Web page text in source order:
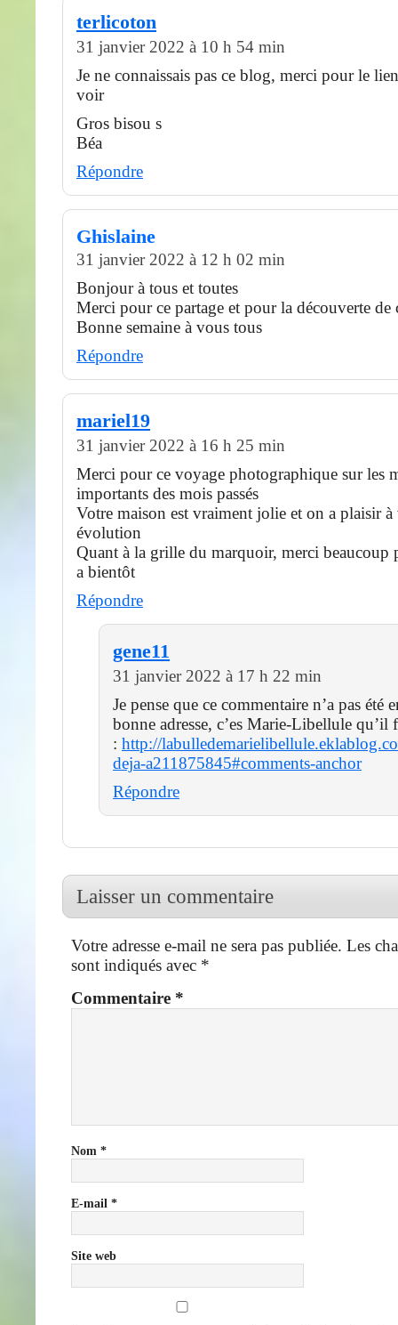
terlicoton
31 janvier 2022 à 10 h 54 min
Je ne connaissais pas ce blog, merci pour le
voir
Gros bisou s
Béa
Répondre
Ghislaine
31 janvier 2022 à 12 h 02 min
Bonjour à tous et toutes
Merci pour ce partage et pour la découverte
Bonne semaine à vous tous
Répondre
mariel19
31 janvier 2022 à 16 h 25 min
Merci pour ce voyage photographique sur les
importants des mois passés
Votre maison est vraiment jolie et on a plaisir
évolution
Quant à la grille du marquoir, merci beaucoup
a bientôt
Répondre
gene11
31 janvier 2022 à 17 h 22 min
Je pense que ce commentaire n’a pas été
bonne adresse, c’es Marie-Libellule qu’il
: http://
deja-a211875845#comments-anchor
Répondre
Laisser un commentaire
Votre adresse e-mail ne sera pas publiée. Les
sont indiqués avec *
Commentaire *
Nom *
E-mail *
Site web